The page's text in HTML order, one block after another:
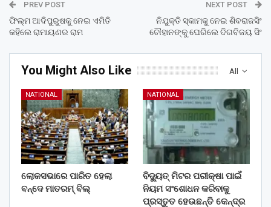
PREV POST
ଫିଲ୍ମ ଆଦିପୁରୁଷକୁ ନେଇ ଏମିତି
କହିଲେ ରାମାୟଣର ରାମ
NEXT POST
ନିଯୁକ୍ତି ସ୍କାମକୁ ନେଇ ଶିବରାଜସିଂ
ଚୌହାନଙ୍କୁ ଘେରିଲେ ଦିଗବିଜୟ ସିଂ
All
You Might Also Like
NATIONAL
ଲୋକସଭାରେ ପାରିତ ହେଲା
ବନ୍ଦେ ମାତରମ୍‌ ବିଲ୍‌
NATIONAL
ବିଦ୍ୟୁତ୍ ମିଟର ପରୀକ୍ଷା ପାଇଁ
ନିୟମ ସଂଶୋଧନ କରିବାକୁ
ପ୍ରସ୍ତୁତ ହେଉଛନ୍ତି କେନ୍ଦ୍ର